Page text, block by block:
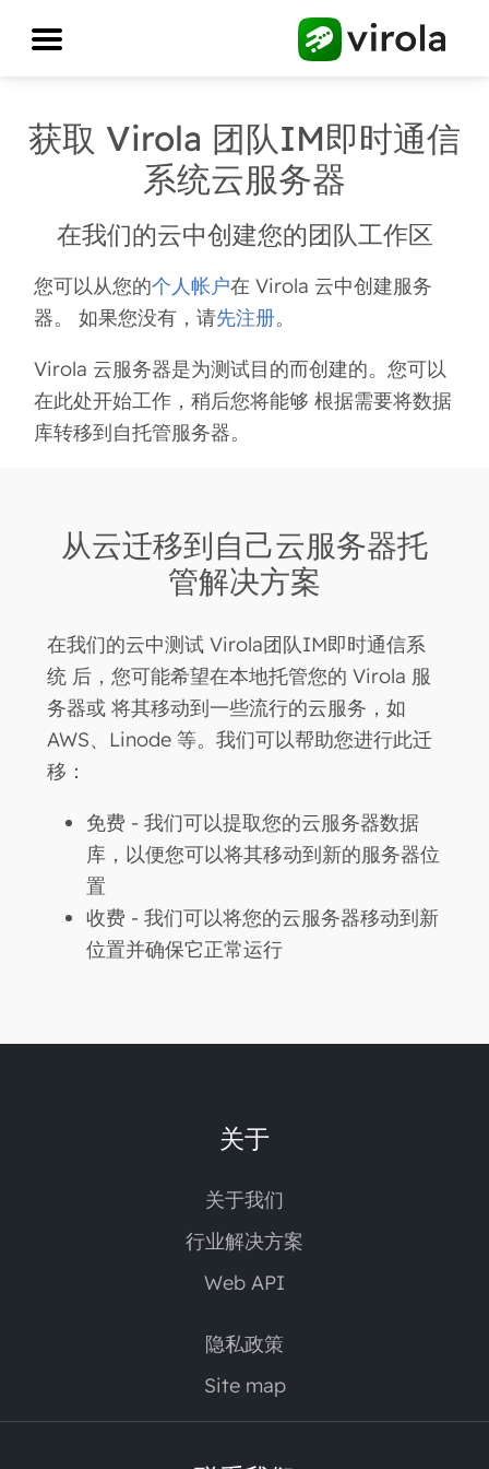
获取 Virola 团队IM即时通信
系统云服务器
在我们的云中创建您的团队工作区
您可以从您的个人帐户在 Virola 云中创建服务
器。 如果您没有，请先注册。
Virola 云服务器是为测试目的而创建的。您可以
在此处开始工作，稍后您将能够 根据需要将数据
库转移到自托管服务器。
从云迁移到自己云服务器托
管解决方案
在我们的云中测试 Virola团队IM即时通信系
统 后，您可能希望在本地托管您的 Virola 服
务器或 将其移动到一些流行的云服务，如
AWS、Linode 等。我们可以帮助您进行此迁
移：
免费 - 我们可以提取您的云服务器数据
库 ，以便您可以将其移动到新的服务器位
置
收费 - 我们可以将您的云服务器移动到新
位置并确保它正常运行
关于
关于我们
行业解决方案
Web API
隐私政策
Site map